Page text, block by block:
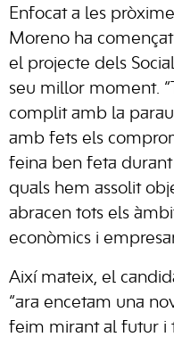
Enfocat a les
Moreno ha
el projecte dels
seu millor moment.
complit amb la
amb fets els
feina ben feta durant
quals hem assolit
abracen tots els
econòmics i
Així mateix, el
“ara encetam una
feim mirant al futur i